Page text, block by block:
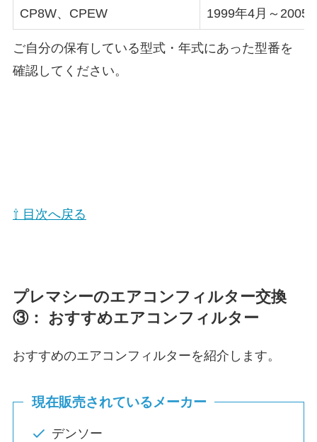
CP8W、CPEW 1999年4月～2005
ご自分の保有している型式・年式にあった型番を
確認してください。
⇧ 目次へ戻る
プレマシーのエアコンフィルター交換
③： おすすめエアコンフィルター
おすすめのエアコンフィルターを紹介します。
現在販売されているメーカー
デンソー